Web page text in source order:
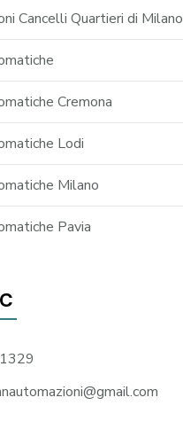
Cancelli Quartieri di Milano
Cremona
Lodi
Milano
Pavia